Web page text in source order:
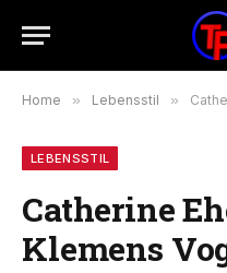
Home » Lebensstil » Catherine
LEBENSSTIL
Catherine
Klemens